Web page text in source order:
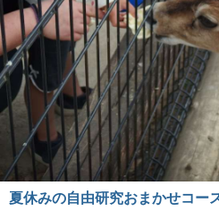
夏休みの自由研究おまかせコー